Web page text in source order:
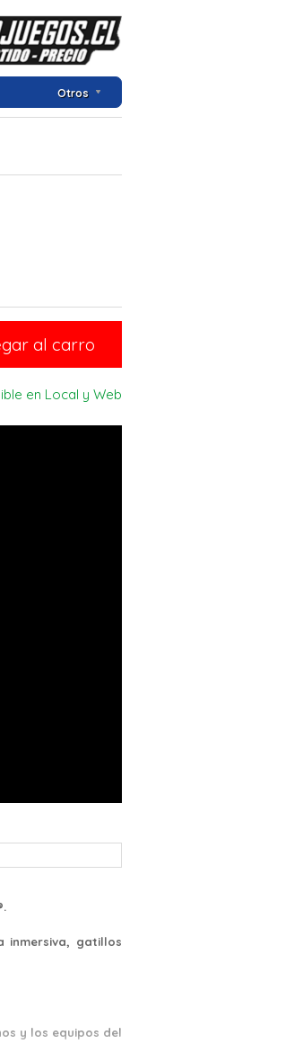
Otros
al carro
en Local y Web
inmersiva, gatillos
y los equipos del